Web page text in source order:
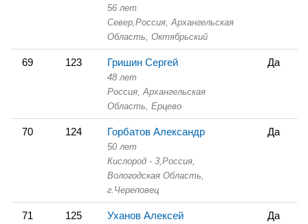
56 лет
Север, Россия, Архангельская
Область, Октябрьский
69 123 Гришин Сергей
48 лет
Россия, Архангельская
Область, Ерцево
Да
70 124 Горбатов Александр
50 лет
Кислород - 3, Россия,
Вологодская Область,
г.Череповец
Да
71 125 Уханов Алексей Да